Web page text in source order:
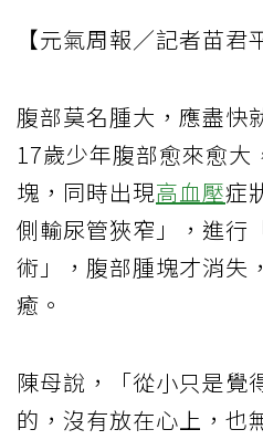
【元氣周報／記者苗君
腹部莫名腫大，應盡快
17歲少年腹部愈來愈大
塊，同時出現高血壓症
側輸尿管狹窄」，進行
術」，腹部腫塊才消失
癒。
陳母說，「從小只是覺
的，沒有放在心上，也